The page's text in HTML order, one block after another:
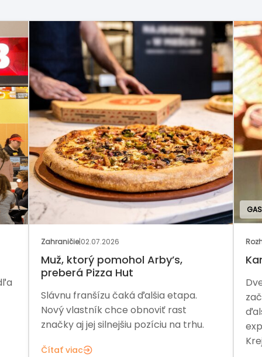
Zahraničie|02.07.2026
Muž, ktorý pomohol Arby’s,
preberá Pizza Hut
Slávnu franšízu čaká ďalšia etapa.
Nový vlastník chce obnoviť rast
značky aj jej silnejšiu pozíciu na trhu.
Čítať viac